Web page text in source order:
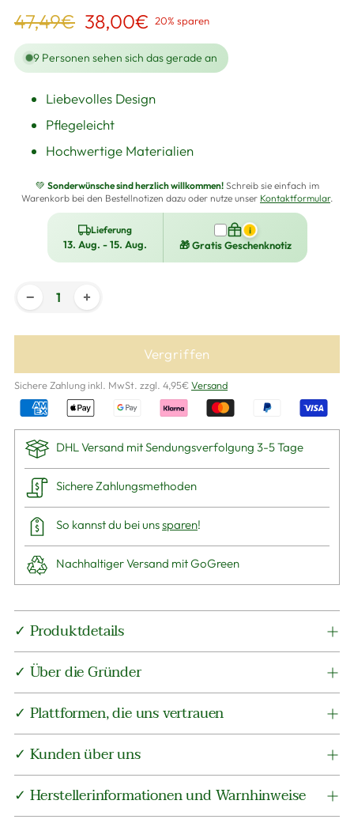
Regulärer
Preis
47,49€ 38,00€ 20% sparen
9 Personen sehen sich das gerade an
Liebevolles Design
Pflegeleicht
Hochwertige Materialien
💚 Sonderwünsche sind herzlich willkommen!Schreib sie einfach im
Warenkorb bei den Bestellnotizen dazu oder nutze unser Kontaktformular.
Lieferung
13. Aug. - 15. Aug.
i
🎁 Gratis Geschenknotiz
− +
Vergriffen
Sichere Zahlung inkl. MwSt. zzgl. 4,95€Versand
DHL Versand mit Sendungsverfolgung 3-5 Tage
Sichere Zahlungsmethoden
So kannst du bei unssparen!
Nachhaltiger Versand mit GoGreen
Produkt
in
den
Warenkorb
legen
✓ Produktdetails
✓ Über die Gründer
✓ Plattformen, die uns vertrauen
✓ Kunden über uns
✓ Herstellerinformationen und Warnhinweise